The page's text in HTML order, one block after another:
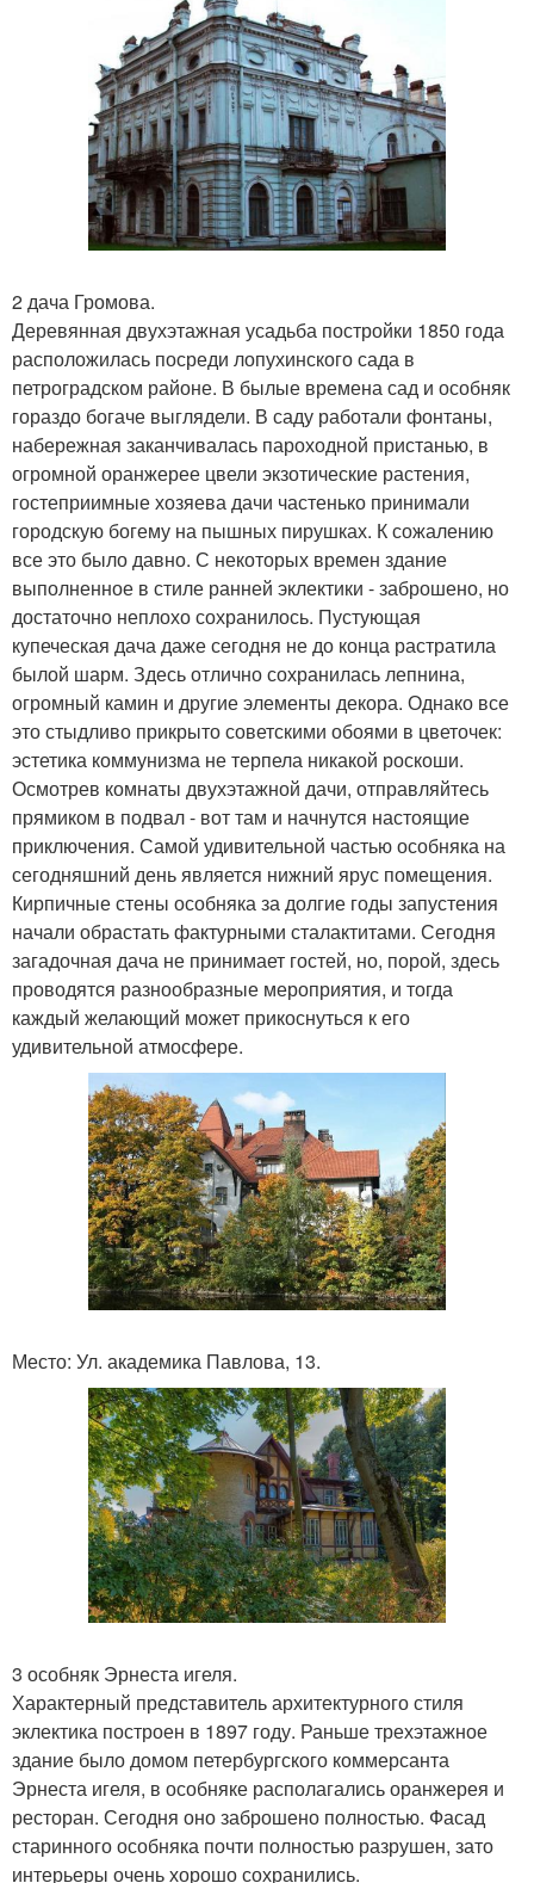
2 дача Громова.
Деревянная двухэтажная усадьба постройки 1850 года
расположилась посреди лопухинского сада в
петроградском районе. В былые времена сад и особняк
гораздо богаче выглядели. В саду работали фонтаны,
набережная заканчивалась пароходной пристанью, в
огромной оранжерее цвели экзотические растения,
гостеприимные хозяева дачи частенько принимали
городскую богему на пышных пирушках. К сожалению
все это было давно. С некоторых времен здание
выполненное в стиле ранней эклектики - заброшено, но
достаточно неплохо сохранилось. Пустующая
купеческая дача даже сегодня не до конца растратила
былой шарм. Здесь отлично сохранилась лепнина,
огромный камин и другие элементы декора. Однако все
это стыдливо прикрыто советскими обоями в цветочек:
эстетика коммунизма не терпела никакой роскоши.
Осмотрев комнаты двухэтажной дачи, отправляйтесь
прямиком в подвал - вот там и начнутся настоящие
приключения. Самой удивительной частью особняка на
сегодняшний день является нижний ярус помещения.
Кирпичные стены особняка за долгие годы запустения
начали обрастать фактурными сталактитами. Сегодня
загадочная дача не принимает гостей, но, порой, здесь
проводятся разнообразные мероприятия, и тогда
каждый желающий может прикоснуться к его
удивительной атмосфере.
Место: Ул. академика Павлова, 13.
3 особняк Эрнеста игеля.
Характерный представитель архитектурного стиля
эклектика построен в 1897 году. Раньше трехэтажное
здание было домом петербургского коммерсанта
Эрнеста игеля, в особняке располагались оранжерея и
ресторан. Сегодня оно заброшено полностью. Фасад
старинного особняка почти полностью разрушен, зато
интерьеры очень хорошо сохранились.